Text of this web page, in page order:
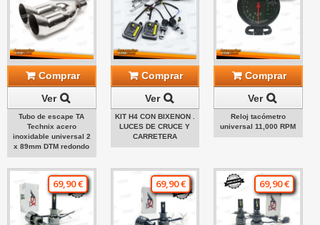
Comprar
Ver
Tubo de escape TA
Technix acero
inoxidable universal 2
x 89mm DTM redondo
Comprar
Ver
KIT H4 CON BIXENON .
LUCES DE CRUCE Y
CARRETERA
Comprar
Ver
Reloj tacómetro
universal 11,000 RPM
69,90 € 69,90 € 69,90 €